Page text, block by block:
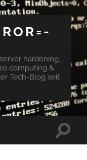
hardening,
computing &
Tech-Blog seit